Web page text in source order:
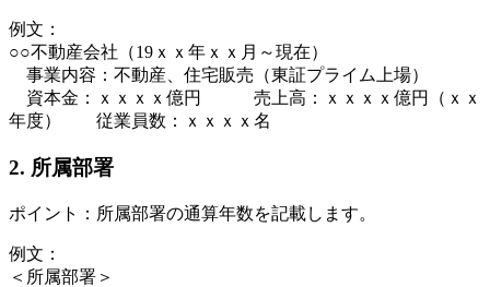
例文：
○○不動産会社（19ｘｘ年ｘｘ月～現在）
事業内容：不動産、住宅販売（東証プライム上場）
資本金：ｘｘｘｘ億円 売上高：ｘｘｘｘ億円（ｘｘ
年度） 従業員数：ｘｘｘｘ名
2. 所属部署
ポイント：所属部署の通算年数を記載します。
例文：
＜所属部署＞